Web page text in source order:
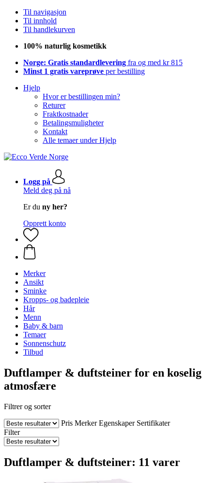
Til navigasjon
Til innhold
Til handlekurven
100% naturlig kosmetikk
Norge: Gratis standardlevering fra og med kr 815
Minst 1 gratis vareprøve per bestilling
Hjelp
Hvor er bestillingen min?
Returer
Fraktkostnader
Betalingsmuligheter
Kontakt
Alle temaer under Hjelp
Logg på
Meld deg på nå
Er du ny her?
Opprett konto
Merker
Ansikt
Sminke
Kropps- og badepleie
Hår
Menn
Baby & barn
Temaer
Sonnenschutz
Tilbud
Duftlamper & duftsteiner for en koselig
atmosfære
Filtrer og sorter
Pris Merker Egenskaper Sertifikater
Filter
Duftlamper & duftsteiner: 11 varer